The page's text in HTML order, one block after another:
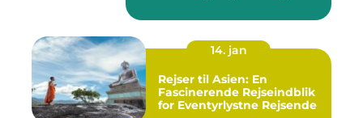
14. jan
Rejser til Asien: En
Fascinerende Rejseindblik
for Eventyrlystne Rejsende